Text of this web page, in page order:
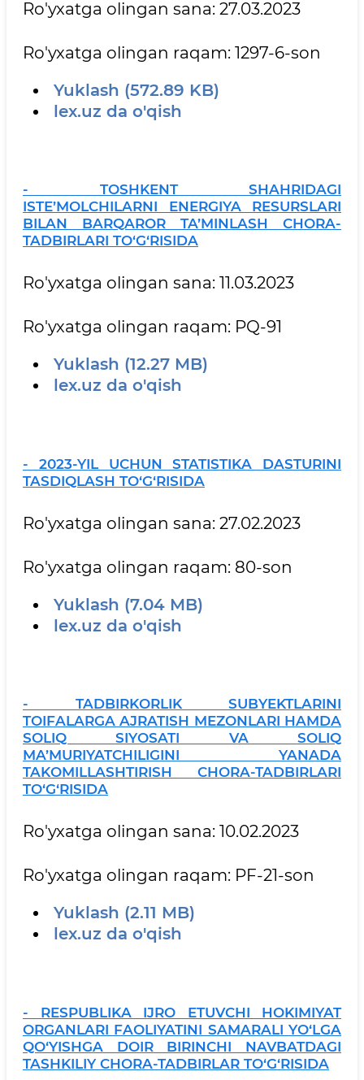
Ro'yxatga olingan sana: 27.03.2023
Ro'yxatga olingan raqam: 1297-6-son
Yuklash (572.89 KB)
lex.uz da o'qish
- TOSHKENT SHAHRIDAGI
ISTE’MOLCHILARNI ENERGIYA RESURSLARI
BILAN BARQAROR TA’MINLASH CHORA-
TADBIRLARI TO‘G‘RISIDA
Ro'yxatga olingan sana: 11.03.2023
Ro'yxatga olingan raqam: PQ-91
Yuklash (12.27 MB)
lex.uz da o'qish
- 2023-YIL UCHUN STATISTIKA DASTURINI
TASDIQLASH TO‘G‘RISIDA
Ro'yxatga olingan sana: 27.02.2023
Ro'yxatga olingan raqam: 80-son
Yuklash (7.04 MB)
lex.uz da o'qish
- TADBIRKORLIK SUBYEKTLARINI
TOIFALARGA AJRATISH MEZONLARI HAMDA
SOLIQ SIYOSATI VA SOLIQ
MA’MURIYATCHILIGINI YANADA
TAKOMILLASHTIRISH CHORA-TADBIRLARI
TO‘G‘RISIDA
Ro'yxatga olingan sana: 10.02.2023
Ro'yxatga olingan raqam: PF-21-son
Yuklash (2.11 MB)
lex.uz da o'qish
- RESPUBLIKA IJRO ETUVCHI HOKIMIYAT
ORGANLARI FAOLIYATINI SAMARALI YO‘LGA
QO‘YISHGA DOIR BIRINCHI NAVBATDAGI
TASHKILIY CHORA-TADBIRLAR TO‘G‘RISIDA